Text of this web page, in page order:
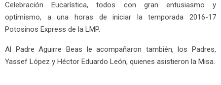
Celebración Eucarística, todos con gran entusiasmo y
optimismo, a una horas de iniciar la temporada 2016-17
Potosinos Express de la LMP.
Al Padre Aguirre Beas le acompañaron también, los Padres,
Yassef López y Héctor Eduardo León, quienes asistieron la Misa.